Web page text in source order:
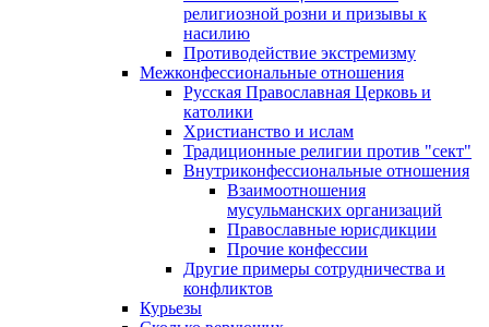
религиозной розни и призывы к
насилию
Противодействие экстремизму
Межконфессиональные отношения
Русская Православная Церковь и
католики
Христианство и ислам
Традиционные религии против "сект"
Внутриконфессиональные отношения
Взаимоотношения
мусульманских организаций
Православные юрисдикции
Прочие конфессии
Другие примеры сотрудничества и
конфликтов
Курьезы